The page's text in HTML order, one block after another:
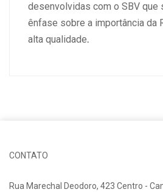
desenvolvidas com o SBV que
ênfase sobre a importância da
alta qualidade.
CONTATO
Rua Marechal Deodoro, 423 Centro -